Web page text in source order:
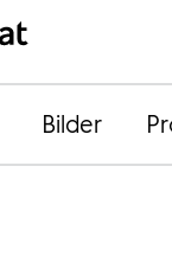
Bilder